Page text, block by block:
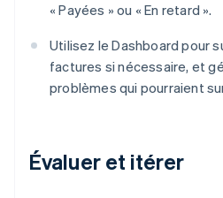
« Payées » ou « En retard ».
Utilisez le Dashboard pour
factures si nécessaire, et
problèmes qui pourraient
Évaluer et itérer